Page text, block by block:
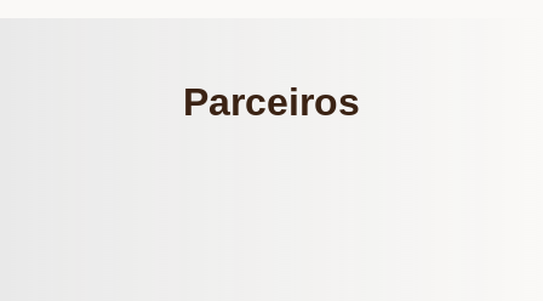
Parceiros